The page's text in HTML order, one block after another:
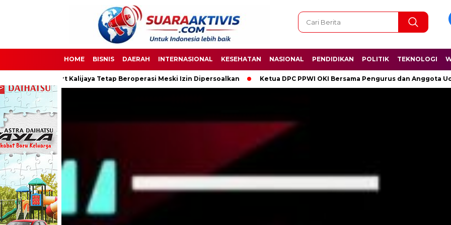
HOME BISNIS DAERAH INTERNASIONAL KESEHATAN NASIONAL PENDIDIKAN POLITIK TEKNOLOGI
Tetap Beroperasi Meski Izin Dipersoalkan Ketua DPC PPWI OKI Bersama Pengurus dan Anggota Ucapkan Selamat Hari